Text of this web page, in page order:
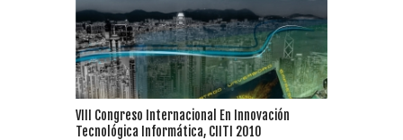
VIII Congreso Internacional En Innovación
Tecnológica Informática, CIITI 2010